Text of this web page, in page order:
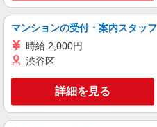
マンションの受付・案内スタッフ
時給 2,000円
渋谷区
詳細を見る